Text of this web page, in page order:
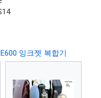
잉크젯 복합기